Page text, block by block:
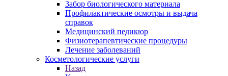
Забор биологического материала
Профилактические осмотры и выдача
справок
Медицинский педикюр
Физиотерапевтические процедуры
Лечение заболеваний
Косметологические услуги
Назад